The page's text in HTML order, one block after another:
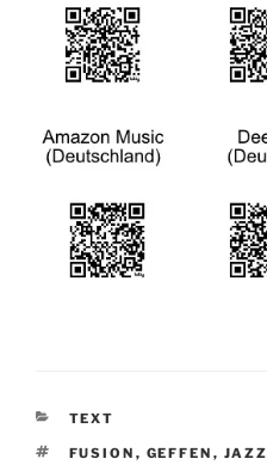
CATEGORIES
TEXT
TAGS
FUSION , GEFFEN , JAZZ